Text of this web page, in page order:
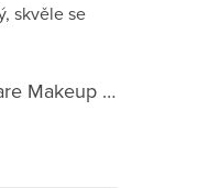
skvěle se
Skeyndor Skincare Makeup DD Cream SPF50 – lehký tónovací krém pro všechny typy pleti 40 ml